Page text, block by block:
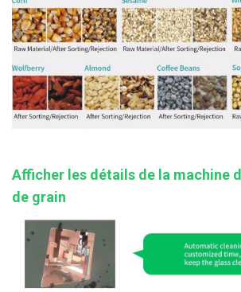
Afficher les détails de la machine
de grain